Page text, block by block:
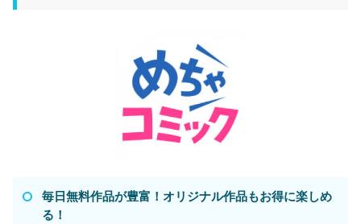
毎日無料作品が豊富！オリジナル作品もお得に楽しめ
る！